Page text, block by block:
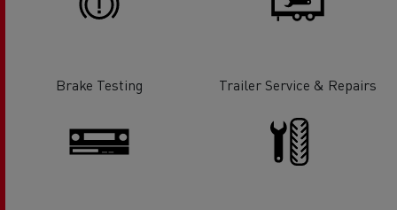
Brake Testing Trailer Service & Repairs